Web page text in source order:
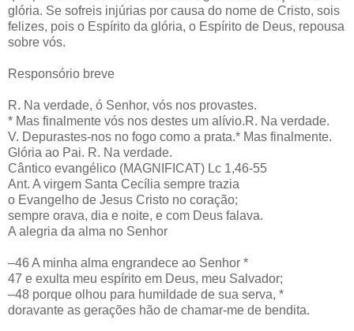
glória. Se sofreis injúrias por causa do nome de Cristo, sois
felizes, pois o Espírito da glória, o Espírito de Deus, repousa
sobre vós.
Responsório breve
R. Na verdade, ó Senhor, vós nos provastes.
* Mas finalmente vós nos destes um alívio.R. Na verdade.
V. Depurastes-nos no fogo como a prata.* Mas finalmente.
Glória ao Pai. R. Na verdade.
Cântico evangélico (MAGNIFICAT) Lc 1,46-55
Ant. A virgem Santa Cecília sempre trazia
o Evangelho de Jesus Cristo no coração;
sempre orava, dia e noite, e com Deus falava.
A alegria da alma no Senhor
–46 A minha alma engrandece ao Senhor *
47 e exulta meu espírito em Deus, meu Salvador;
–48 porque olhou para humildade de sua serva, *
doravante as gerações hão de chamar-me de bendita.